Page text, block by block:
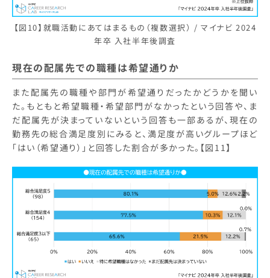
【図10】就職活動にあてはまるもの（複数選択） / マイナビ 2024
年卒 入社半年後調査
現在の配属先での職種は希望通りか
また配属先の職種や部門が希望通りだったかどうかを聞い
た。もともと希望職種・希望部門がなかったという回答や、ま
だ配属先が決まっていないという回答も一部あるが、現在の
勤務先の総合満足度別にみると、満足度が高いグループほど
「はい（希望通り）」と回答した割合が多かった。【図11】